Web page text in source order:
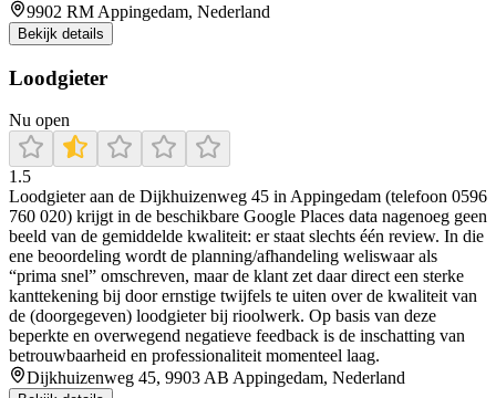
9902 RM Appingedam, Nederland
Bekijk details
Loodgieter
Nu open
1.5
Loodgieter aan de Dijkhuizenweg 45 in Appingedam (telefoon 0596
760 020) krijgt in de beschikbare Google Places data nagenoeg geen
beeld van de gemiddelde kwaliteit: er staat slechts één review. In die
ene beoordeling wordt de planning/afhandeling weliswaar als
“prima snel” omschreven, maar de klant zet daar direct een sterke
kanttekening bij door ernstige twijfels te uiten over de kwaliteit van
de (doorgegeven) loodgieter bij rioolwerk. Op basis van deze
beperkte en overwegend negatieve feedback is de inschatting van
betrouwbaarheid en professionaliteit momenteel laag.
Dijkhuizenweg 45, 9903 AB Appingedam, Nederland